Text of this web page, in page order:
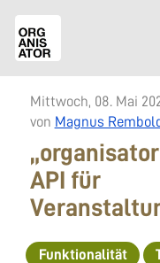
Mittwoch, 08. Mai
von Magnus
API für
Funktionalität